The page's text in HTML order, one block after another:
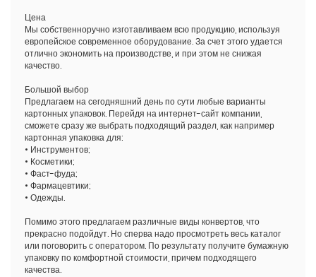
Цена
Мы собственноручно изготавливаем всю продукцию, используя
европейское современное оборудование. За счет этого удается
отлично экономить на производстве, и при этом не снижая
качество.
Большой выбор
Предлагаем на сегодняшний день по сути любые варианты
картонных упаковок. Перейдя на интернет-сайт компании,
сможете сразу же выбрать подходящий раздел, как например
картонная упаковка для:
• Инструментов;
• Косметики;
• Фаст-фуда;
• Фармацевтики;
• Одежды.
Помимо этого предлагаем различные виды конвертов, что
прекрасно подойдут. Но сперва надо просмотреть весь каталог
или поговорить с оператором. По результату получите бумажную
упаковку по комфортной стоимости, причем подходящего
качества.